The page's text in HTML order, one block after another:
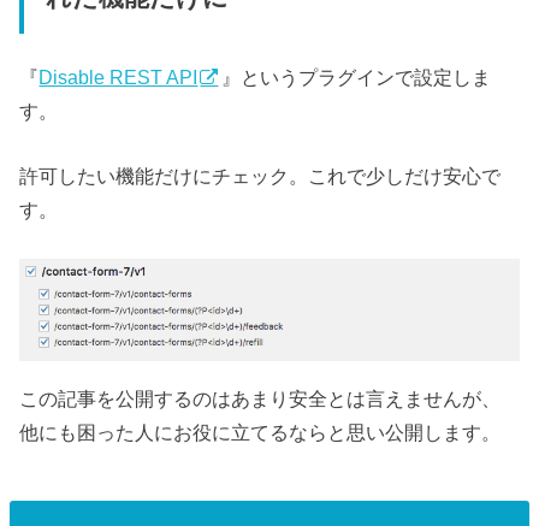
『Disable REST API
』というプラグインで設定しま
す。
許可したい機能だけにチェック。これで少しだけ安心で
す。
この記事を公開するのはあまり安全とは言えませんが、
他にも困った人にお役に立てるならと思い公開します。